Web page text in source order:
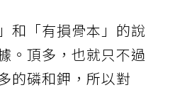
和「有損骨本」的說
。頂多，也就只不過
的磷和鉀，所以對